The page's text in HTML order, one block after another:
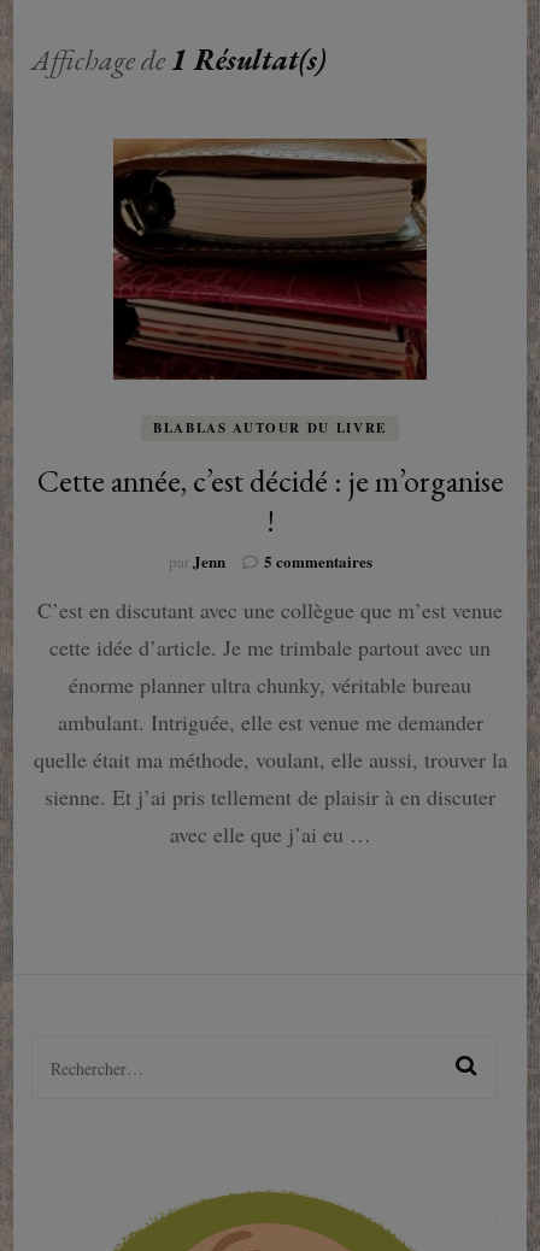
Affichage de1 Résultat(s)
BLABLAS AUTOUR DU LIVRE
Cette année, c’est décidé : je m’organise
!
parJenn 5 commentairessur
année,
décidé
:
m’organise
!
C’est en discutant avec une collègue que m’est venue
cette idée d’article. Je me trimbale partout avec un
énorme planner ultra chunky, véritable bureau
ambulant. Intriguée, elle est venue me demander
quelle était ma méthode, voulant, elle aussi, trouver la
sienne. Et j’ai pris tellement de plaisir à en discuter
avec elle que j’ai eu …
Rechercher :